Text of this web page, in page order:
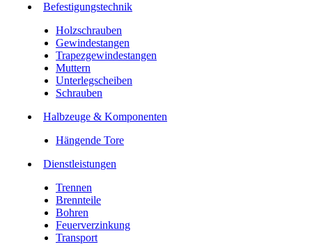
Befesti­gungstechnik
Holzschrauben
Gewindestangen
Trapezgewindestangen
Muttern
Unterlegscheiben
Schrauben
Halbzeuge & Komponenten
Hängende Tore
Dienstleistungen
Trennen
Brennteile
Bohren
Feuerverzinkung
Transport